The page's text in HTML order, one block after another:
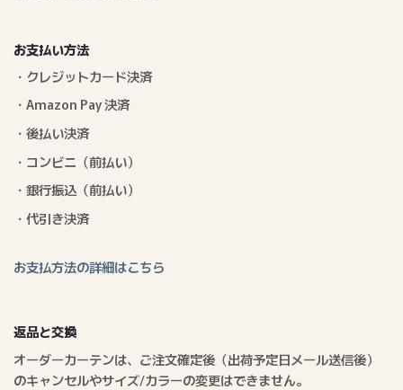
お支払い方法
・クレジットカード決済
・Amazon Pay 決済
・後払い決済
・コンビニ（前払い）
・銀行振込（前払い）
・代引き決済
お支払方法の詳細はこちら
返品と交換
オーダーカーテンは、ご注文確定後（出荷予定日メール送信後）
のキャンセルやサイズ/カラーの変更はできません。